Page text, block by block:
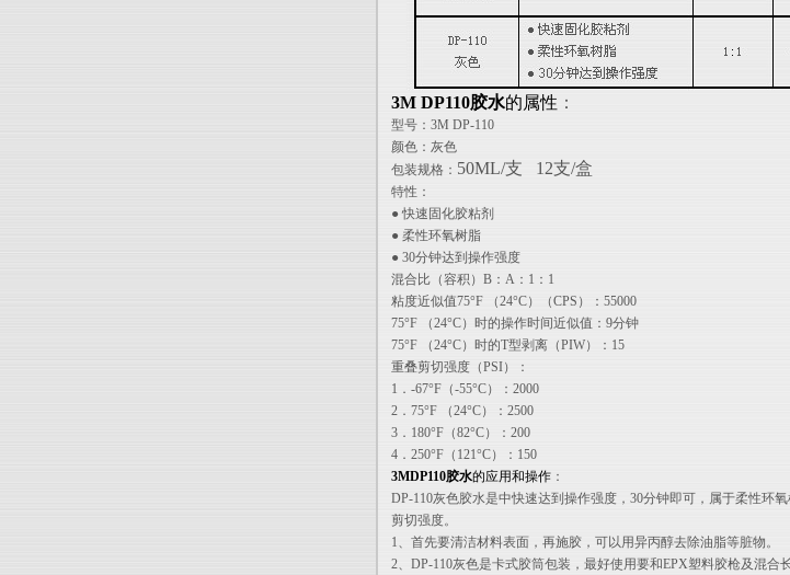
3M DP110胶水的属性 ：
型号：3M DP-110
颜色：灰色
包装规格： 50ML/支 12支/盒
特性：
● 快速固化胶粘剂
● 柔性环氧树脂
● 30分钟达到操作强度
混合比（容积）B：A：1：1
粘度近似值75°F （24°C）（CPS）：55000
75°F （24°C）时的操作时间近似值：9分钟
75°F （24°C）时的T型剥离（PIW）：15
重叠剪切强度（PSI）：
1．-67°F（-55°C）：2000
2．75°F （24°C）：2500
3．180°F（82°C）：200
4．250°F（121°C）：150
3MDP110胶水的应用和操作 ：
DP-110灰色胶水是中快速达到操作强度，30分钟即可，属于柔性环
剪切强度。
1、首先要清洁材料表面，再施胶，可以用异丙醇去除油脂等脏物。
2、DP-110灰色是卡式胶筒包装，最好使用要和EPX塑料胶枪及混